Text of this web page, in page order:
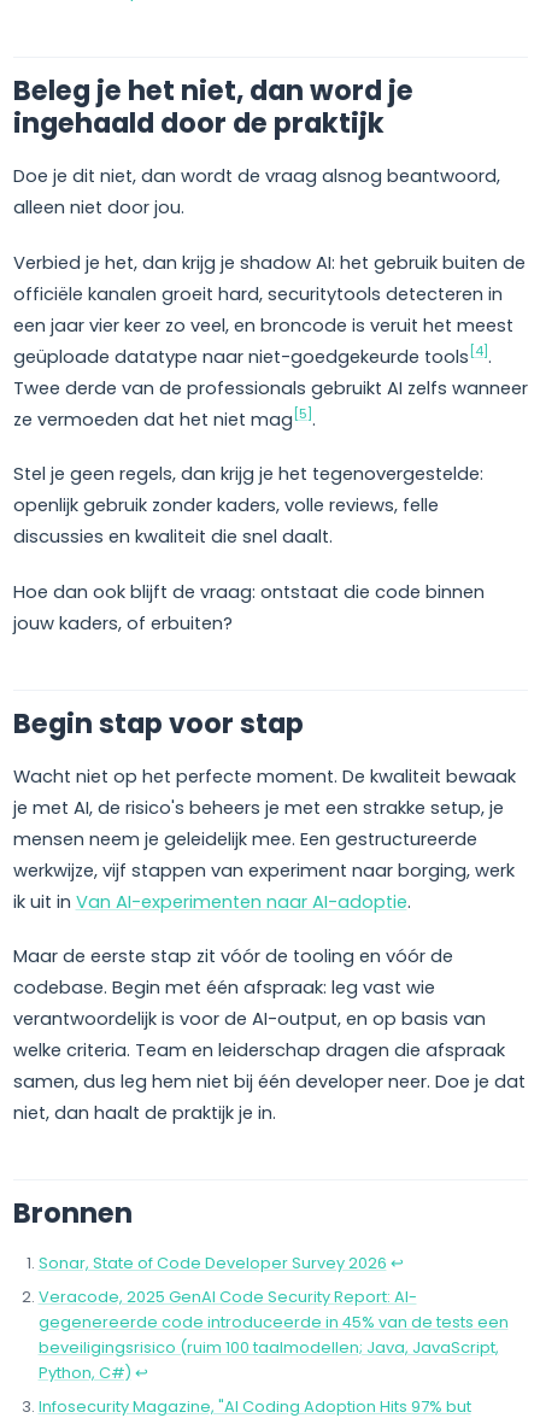
Beleg je het niet, dan word je
ingehaald door de praktijk
Doe je dit niet, dan wordt de vraag alsnog beantwoord,
alleen niet door jou.
Verbied je het, dan krijg je shadow AI: het gebruik buiten de
officiële kanalen groeit hard, securitytools detecteren in
een jaar vier keer zo veel, en broncode is veruit het meest
geüploade datatype naar niet-goedgekeurde tools [4].
Twee derde van de professionals gebruikt AI zelfs wanneer
ze vermoeden dat het niet mag [5].
Stel je geen regels, dan krijg je het tegenovergestelde:
openlijk gebruik zonder kaders, volle reviews, felle
discussies en kwaliteit die snel daalt.
Hoe dan ook blijft de vraag: ontstaat die code binnen
jouw kaders, of erbuiten?
Begin stap voor stap
Wacht niet op het perfecte moment. De kwaliteit bewaak
je met AI, de risico's beheers je met een strakke setup, je
mensen neem je geleidelijk mee. Een gestructureerde
werkwijze, vijf stappen van experiment naar borging, werk
ik uit in Van AI-experimenten naar AI-adoptie.
Maar de eerste stap zit vóór de tooling en vóór de
codebase. Begin met één afspraak: leg vast wie
verantwoordelijk is voor de AI-output, en op basis van
welke criteria. Team en leiderschap dragen die afspraak
samen, dus leg hem niet bij één developer neer. Doe je dat
niet, dan haalt de praktijk je in.
Bronnen
Sonar, State of Code Developer Survey 2026 ↩
Veracode, 2025 GenAI Code Security Report: AI-
gegenereerde code introduceerde in 45% van de tests een
beveiligingsrisico (ruim 100 taalmodellen; Java, JavaScript,
Python, C#) ↩
Infosecurity Magazine, "AI Coding Adoption Hits 97% but